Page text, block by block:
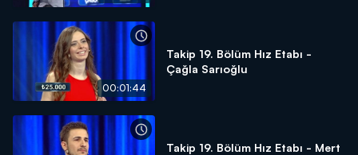
00:01:44
Takip 19. Bölüm Hız Etabı -
Çağla Sarıoğlu
Takip 19. Bölüm Hız Etabı - Mert